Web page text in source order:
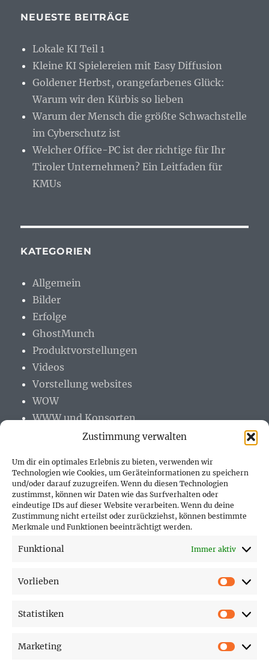
Zustimmung verwalten
Um dir ein optimales Erlebnis zu bieten, verwenden wir
Technologien wie Cookies, um Geräteinformationen zu speichern
und/oder darauf zuzugreifen. Wenn du diesen Technologien
zustimmst, können wir Daten wie das Surfverhalten oder
eindeutige IDs auf dieser Website verarbeiten. Wenn du deine
Zustimmung nicht erteilst oder zurückziehst, können bestimmte
Merkmale und Funktionen beeinträchtigt werden.
Funktional Immer aktiv
Vorlieben
Statistiken
Marketing
NEUESTE BEITRÄGE
Lokale KI Teil 1
Kleine KI Spielereien mit Easy Diffusion
Goldener Herbst, orangefarbenes Glück:
Warum wir den Kürbis so lieben
Warum der Mensch die größte Schwachstelle
im Cyberschutz ist
Welcher Office-PC ist der richtige für Ihr
Tiroler Unternehmen? Ein Leitfaden für
KMUs
KATEGORIEN
Allgemein
Bilder
Erfolge
GhostMunch
Produktvorstellungen
Videos
Vorstellung websites
WOW
WWW und Konsorten
PARTNER (LINKS)
Hofer Technik GmbH
Sonne und Erde
SEITEN
Affiliate Disclosure